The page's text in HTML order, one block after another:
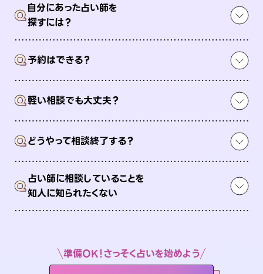
Q自分にあった占い師を
探すには？
Q予約はできる？
Q軽い相談でも大丈夫？
Qどうやって相談終了する？
Q占い師に相談していることを
知人に知られたくない
準備OK！さっそく占いを始めよう